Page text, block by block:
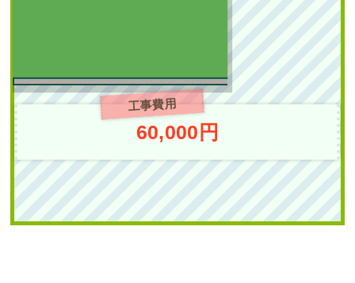
｜大阪市城東区K様
作業前 作業後 新築の植栽ス
工事費用
60,000円